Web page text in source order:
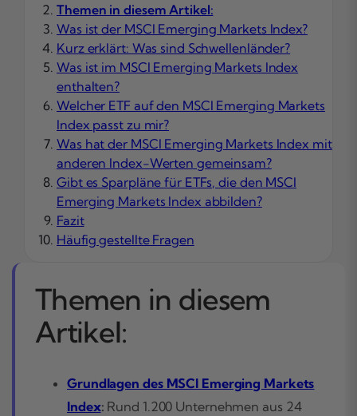
Themen in diesem Artikel:
Was ist der MSCI Emerging Markets Index?
Kurz erklärt: Was sind Schwellenländer?
Was ist im MSCI Emerging Markets Index
enthalten?
Welcher ETF auf den MSCI Emerging Markets
Index passt zu mir?
Was hat der MSCI Emerging Markets Index mit
anderen Index-Werten gemeinsam?
Gibt es Sparpläne für ETFs, die den MSCI
Emerging Markets Index abbilden?
Fazit
Häufig gestellte Fragen
Themen in diesem
Artikel:
Grundlagen des MSCI Emerging Markets
Index: Rund 1.200 Unternehmen aus 24